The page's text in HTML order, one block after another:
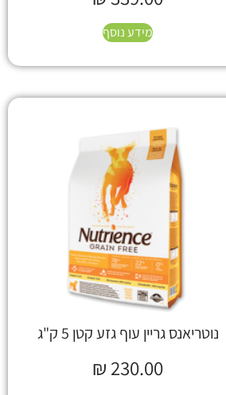
מידע נוסף
נוטריאנס גריין עוף גזע קטן 5 ק"ג
₪ 230.00